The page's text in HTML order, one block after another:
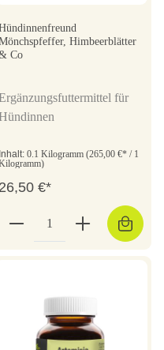
Himbeerblätter
Co
für
Inhalt: 0.1 Kilogramm (265,00 €* / 1
26,50 €*